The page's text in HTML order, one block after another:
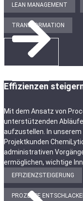
LEAN MANAGEMENT
TRANSFORMATION
Effizienzen
Mit dem Ansatz von
unterstützenden
aufzustellen. In unserem
Projektkunden
administrativen
ermöglichen, wichtige
EFFIZIENZSTEIGERUNG
PROZESSE